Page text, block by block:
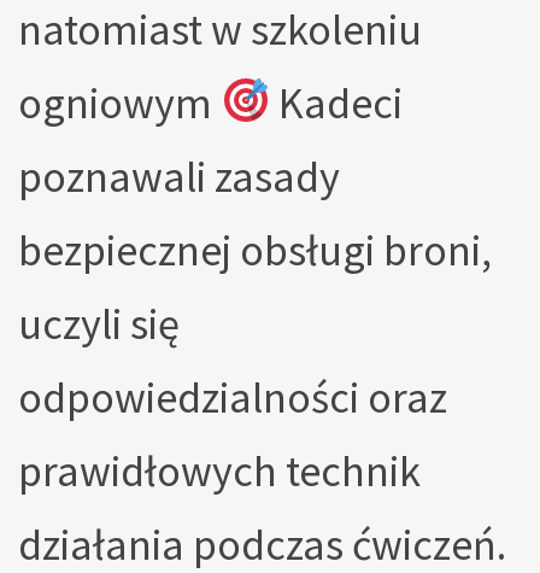
natomiast w szkoleniu
ogniowym
Kadeci
poznawali zasady
bezpiecznej obsługi broni,
uczyli się
odpowiedzialności oraz
prawidłowych technik
działania podczas ćwiczeń.